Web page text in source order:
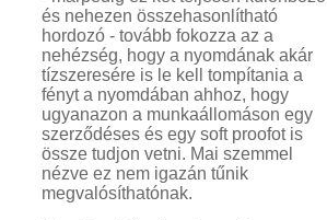
és nehezen összehasonlítható
hordozó - tovább fokozza az a
nehézség, hogy a nyomdának akár
tízszeresére is le kell tompítania a
fényt a nyomdában ahhoz, hogy
ugyanazon a munkaállomáson egy
szerződéses és egy soft proofot is
össze tudjon vetni. Mai szemmel
nézve ez nem igazán tűnik
megvalósíthatónak.